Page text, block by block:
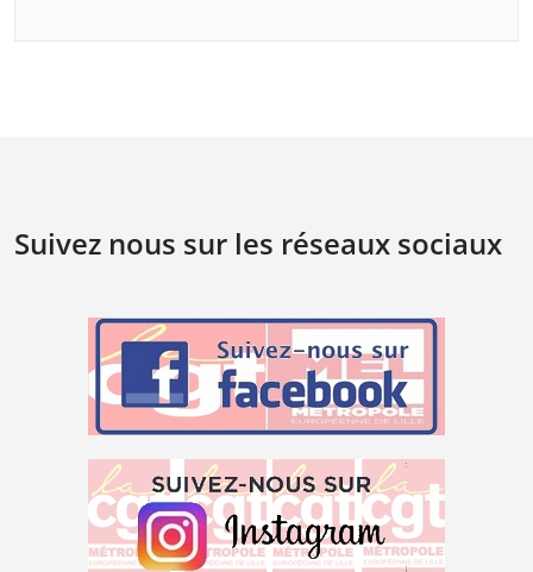
Suivez nous sur les réseaux sociaux